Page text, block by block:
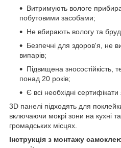
Витримують вологе
побутовими засобами;
Не вбирають вологу та
Безпечні для здоров'я, не
випарів;
Підвищена зносостійкість,
понад 20 років;
Є всі необхідні сертифікати
3D панелі підходять для
включаючи мокрі зони на кухні та
громадських місцях.
Інструкція з монтажу